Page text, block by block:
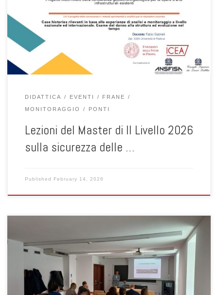
del Modulo 4 del Master Universitario di II livello in Valutazione e
Gestione della Sicurezza delle Opere d’Arte Infrastrutturali
Esistenti. Il percorso formativo è organizzato dal Consorzio FABRE
DIDATTICA EVENTI FRANE
MONITORAGGIO PONTI
Lezioni del Master di II Livello 2026
sulla sicurezza delle …
Published February 14, 2026
Il giorno mercoledì 10 dicembre 2025 l’ingegner Alessandro
Baglioni, tecnico della Regione Veneto operante nel settore delle
infrastrutture, ha tenuto un seminario dedicato alla SPV (Strada
Pedemontana Veneta), con particolare riferimento agli aspetti
geotecnici connessi alla progettazione, realizzazione e gestione